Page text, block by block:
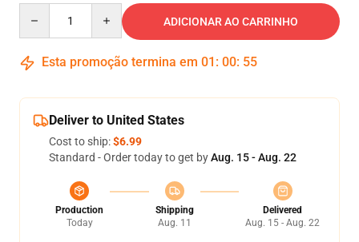
ADICIONAR AO CARRINHO
Esta promoção termina em 01 : 00: 54
Deliver to United States
Cost to ship:$6.99
Standard - Order today to get byAug. 15 - Aug. 22
Production
Today
Shipping
Aug. 11
Delivered
Aug. 15 - Aug. 22